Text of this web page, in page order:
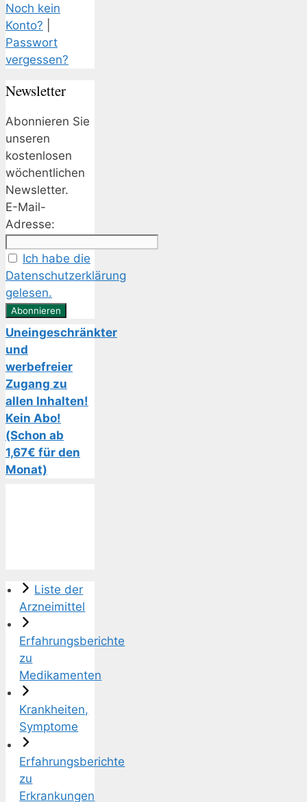
Noch kein
Konto?
Passwort
vergessen?
Newsletter
Abonnieren Sie
unseren
kostenlosen
wöchentlichen
Newsletter.
E-Mail-
Adresse:
Ich habe die
Datenschutzerklärung
gelesen.
Uneingeschränkter
und
werbefreier
Zugang zu
allen Inhalten!
Kein Abo!
(Schon ab
1,67€ für den
Monat)
Liste der
Arzneimittel
Erfahrungsberichte
zu
Medikamenten
Krankheiten,
Symptome
Erfahrungsberichte
zu
Erkrankungen